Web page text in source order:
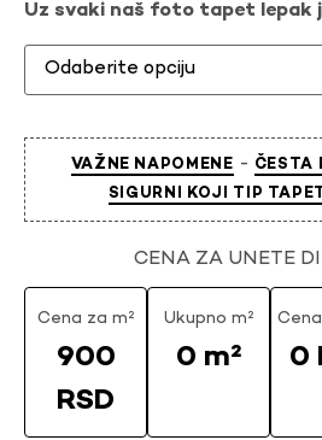
Uz svaki naš foto tapet lepak
VAŽNE NAPOMENE - ČESTA
SIGURNI KOJI TIP
CENA ZA UNETE
Cena za m²
900
RSD
Ukupno m²
0 m² 0